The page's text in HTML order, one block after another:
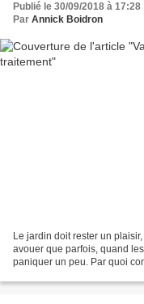
Publié le 30/09/2018 à 17:28
Par Annick Boidron
Le jardin doit rester un
avouer que parfois, quand
paniquer un peu. Par quoi